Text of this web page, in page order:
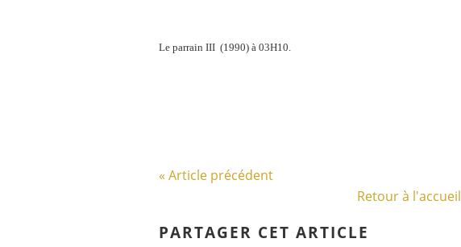
Le parrain III (1990) à 03H10.
« Article précédent
Retour à l'accueil
PARTAGER CET ARTICLE